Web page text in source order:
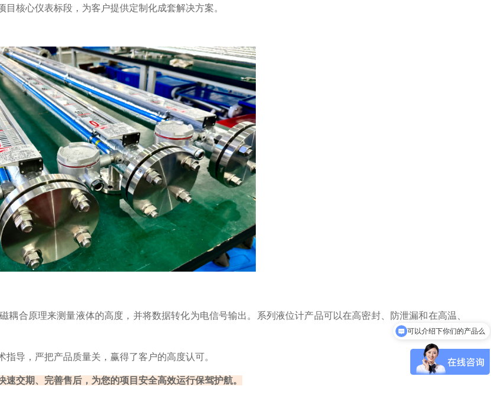
核心仪表标段，为客户提供定制化成套解决方案。
合原理来测量液体的高度，并将数据转化为电信号输出。系列液位计产品可以在高密封、防泄漏和在高温、
导，严把产品质量关，赢得了客户的高度认可。
交期、完善售后，为您的项目安全高效运行保驾护航。
可以介绍下你们的产品么